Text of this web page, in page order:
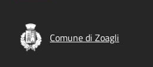
Comune di Zoagli